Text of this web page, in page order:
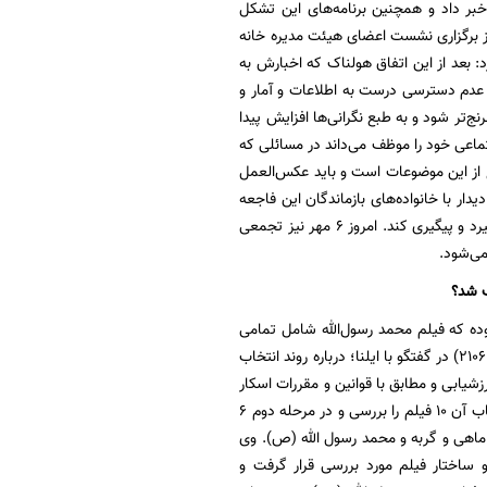
فاجعه "منا" خبر داد و همچنین برنامه‌های این تشکل
گزارش ایسنا، سیدرضا میرکریمی روز گذشته 5 مهر ماه پس از برگزاری نشست اعضای هیئت مدیره خانه
بعد از این اتفاق هولناک که اخبارش به
عدم دسترسی درست به اطلاعات و آمار و
شود و به طبع نگرانی‌ها افزایش پیدا
خود را موظف می‌داند در مسائلی که
از این موضوعات است و باید عکس‌العمل
با خانواده‌های بازماندگان این فاجعه
بگیرد و پیگیری کند. امروز 6 مهر نیز تجمعی
که فیلم محمد رسول‌الله شامل تمامی
آنها می‌شده است. امیر اسفندیاری (سخنگوی هیئت انتخاب نماینده سینمای ایران برای مراسم اسکار ۲۱۰۶) در گفتگو با ایلنا؛ درباره روند انتخاب
و ارزشیابی و مطابق با قوانین و مقررات اسکار
توسط هیات انتخاب بررسی شد و یک فهرست ابتدایی از اسامی ۱۰ فیلم اعلام شد. سپس هیات انتخاب آن ۱۰ فیلم را بررسی و در مرحله دوم ۶
بودند از: در دنیای تو ساعت چند است، رخ دیوانه، شیار ۱۴۳، قصه‌ها، ماهی و گربه و محمد رسول الله (ص). وی
ساختار فیلم مورد بررسی قرار گرفت و